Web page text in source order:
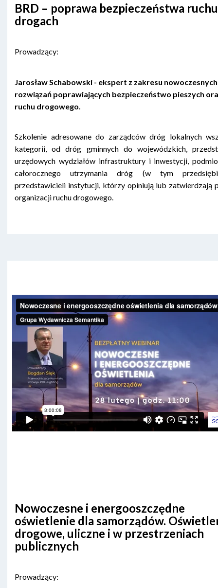
BRD – poprawa bezpieczeństwa
drogach
Prowadzący:
Jarosław Schabowski - ekspert z zakresu nowoczesnych
rozwiązań poprawiających bezpieczeństwo pieszych
ruchu drogowego.
Szkolenie adresowane do zarządców dróg lokalnych
kategorii, od dróg gminnych do wojewódzkich,
urzędowych wydziałów infrastruktury i inwestycji,
całorocznego utrzymania dróg (w tym
przedstawicieli instytucji, którzy opiniują lub zatwierdzają
organizacji ruchu drogowego.
Nowoczesne i energooszczędne
oświetlenie dla samorządów.
drogowe, uliczne i w przestrzeniach
publicznych
Prowadzący: